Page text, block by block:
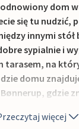
dom
się tu nudzić,
innymi stół
sypialnie i
tarasem, na
domu
gdzie
W pobliżu
więcej